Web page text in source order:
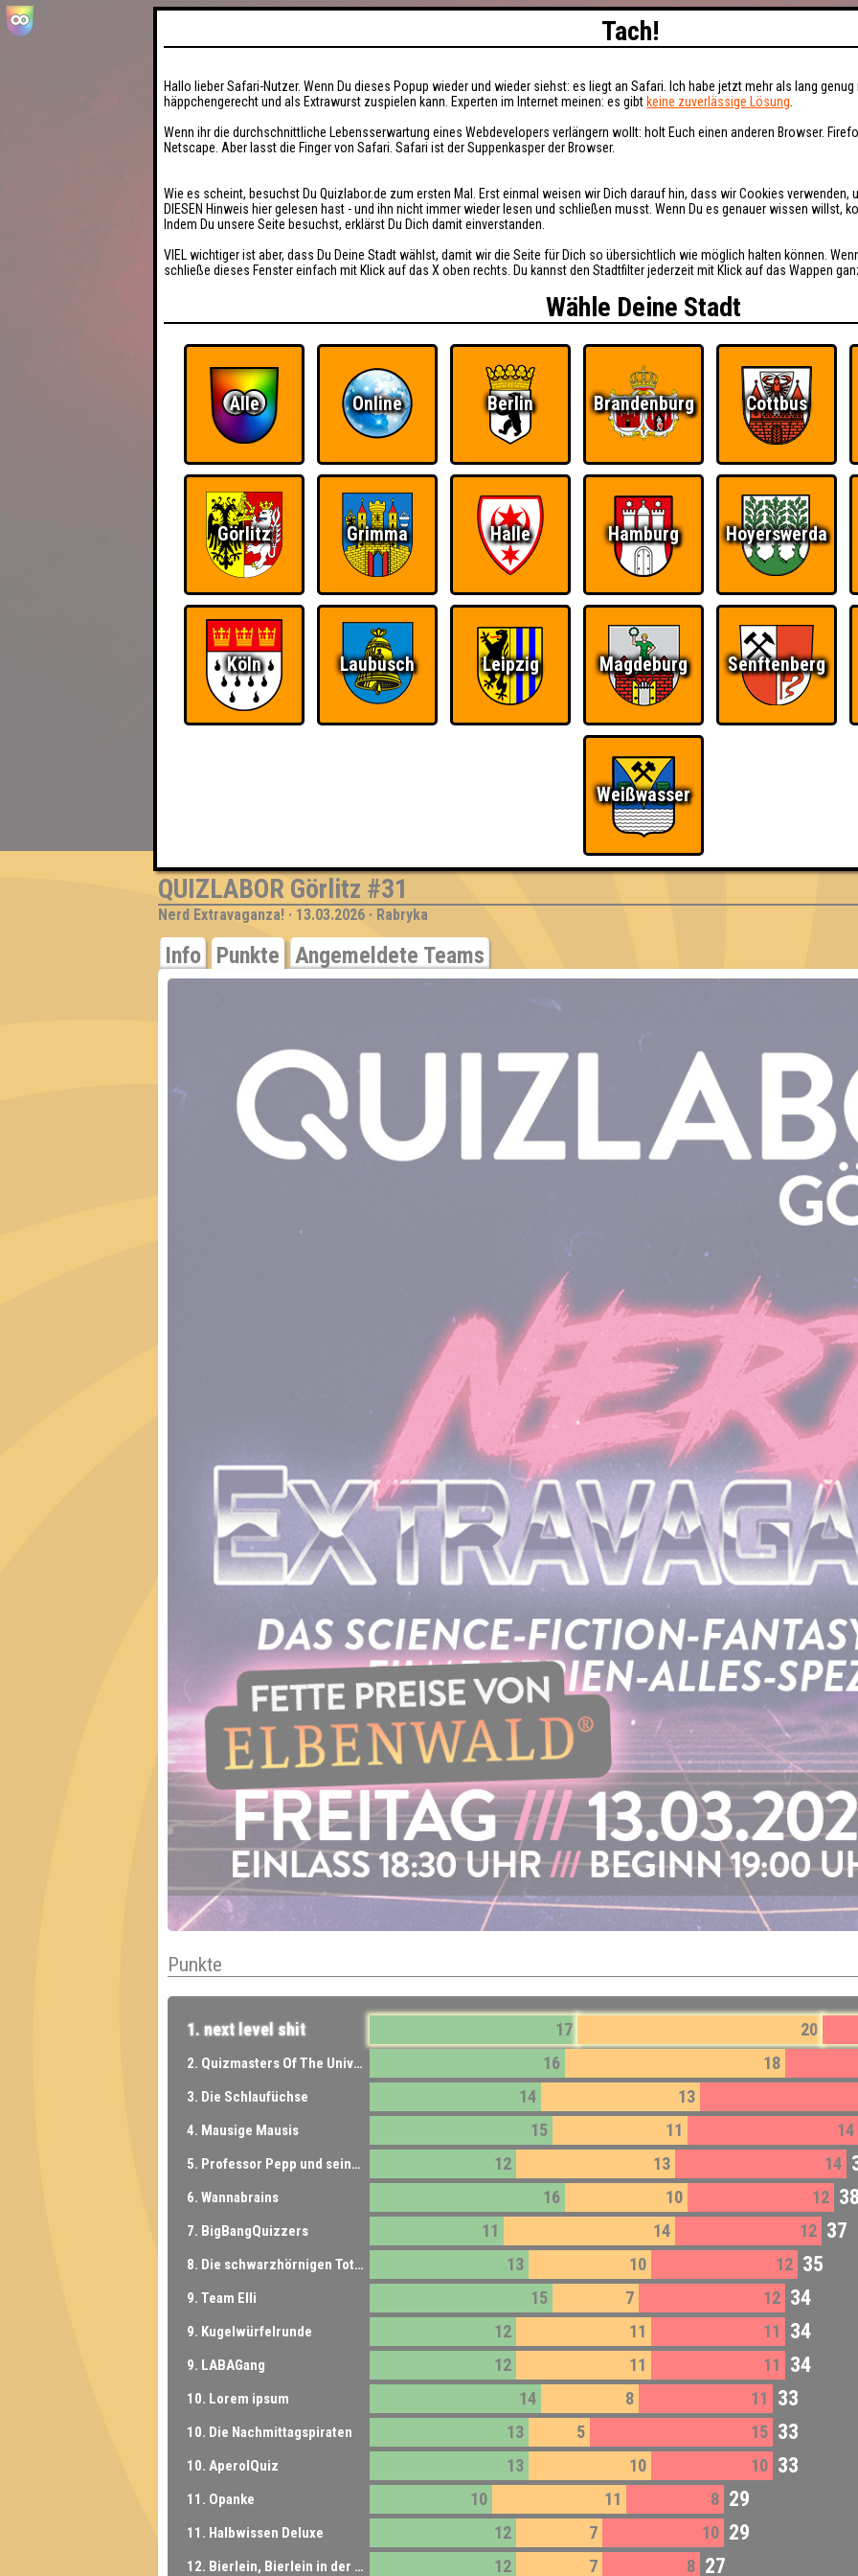
RESERVIERUNG
QUIZLABOR Görlitz #31
Nerd Extravaganza! · 13.03.2026 · Rabryka
Info Punkte Angemeldete Teams
Punkte
1. next level shit 17 20
2. Quizmasters Of The Universe 16 18
3. Die Schlaufüchse 14 13
4. Mausige Mausis 15 11 14
5. Professor Pepp und seine Quizstudenten 12 13 14
6. Wannabrains 16 10 12
7. BigBangQuizzers 11 14 12 37
8. Die schwarzhörnigen Totengräberkäfer 13 10 12 35
9. Team Elli 15 7 12 34
9. Kugelwürfelrunde 12 11 11 34
9. LABAGang 12 11 11 34
10. Lorem ipsum 14 8 11 33
10. Die Nachmittagspiraten 13 5 15 33
10. AperolQuiz 13 10 10 33
11. Opanke 10 11 8 29
11. Halbwissen Deluxe 12 7 10 29
12. Bierlein, Bierlein in der Hand 12 7 8 27
Tach!
Hallo lieber Safari-Nutzer. Wenn Du dieses Popup wieder und wieder siehst: es liegt an Safari. Ich habe jetzt mehr als lang
häppchengerecht und als Extrawurst zuspielen kann. Experten im Internet meinen: es gibt keine zuverlässige Lösung
Wenn ihr die durchschnittliche Lebensserwartung eines Webdevelopers verlängern wollt: holt Euch einen anderen Browser.
Netscape. Aber lasst die Finger von Safari. Safari ist der Suppenkasper der Browser.
Wie es scheint, besuchst Du Quizlabor.de zum ersten Mal. Erst einmal weisen wir Dich darauf hin, dass wir Cookies
DIESEN Hinweis hier gelesen hast - und ihn nicht immer wieder lesen und schließen musst. Wenn Du es genauer wissen willst,
Indem Du unsere Seite besuchst, erklärst Du Dich damit einverstanden.
VIEL wichtiger ist aber, dass Du Deine Stadt wählst, damit wir die Seite für Dich so übersichtlich wie möglich halten können.
schließe dieses Fenster einfach mit Klick auf das X oben rechts. Du kannst den Stadtfilter jederzeit mit Klick auf das Wappen
Wähle Deine Stadt
Alle Online Berlin Brandenburg Cottbus
Görlitz Grimma Halle Hamburg Hoyerswerda
Köln Laubusch Leipzig Magdeburg Senftenberg
Weißwasser